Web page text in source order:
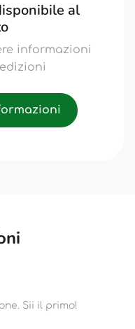
al
informazioni
Sii il primo!